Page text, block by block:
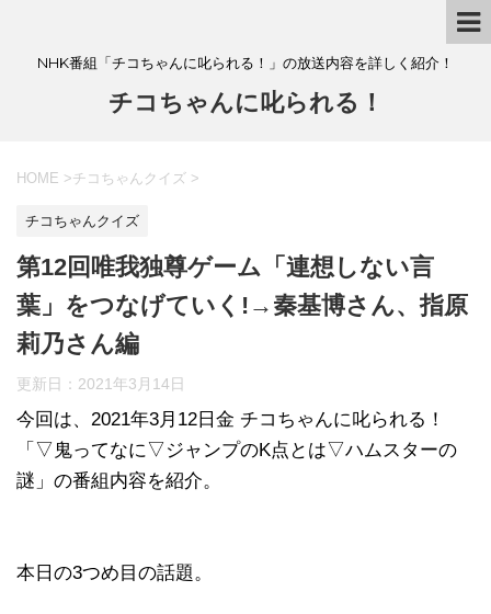
NHK番組「チコちゃんに叱られる！」の放送内容を詳しく紹介！
チコちゃんに叱られる！
HOME >チコちゃんクイズ >
チコちゃんクイズ
第12回唯我独尊ゲーム「連想しない言
葉」をつなげていく!→秦基博さん、指原
莉乃さん編
更新日： 2021年3月14日
今回は、2021年3月12日金 チコちゃんに叱られる！
「▽鬼ってなに▽ジャンプのK点とは▽ハムスターの
謎」の番組内容を紹介。
本日の3つめ目の話題。